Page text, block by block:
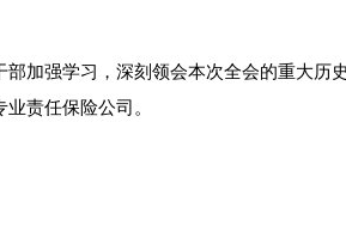
加强学习，深刻领会本次全会的重大
责任保险公司。